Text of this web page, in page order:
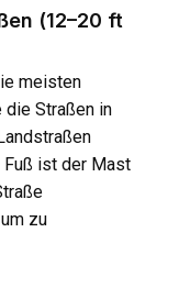
(12–20 ft
meisten
die Straßen in
Fuß ist der Mast
zu